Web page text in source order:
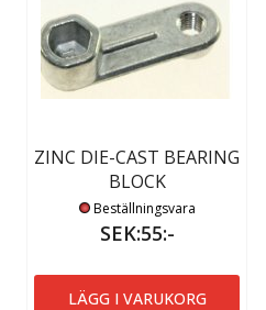
ZINC DIE-CAST BEARING
BLOCK
Beställningsvara
SEK:55:-
LÄGG I VARUKORG